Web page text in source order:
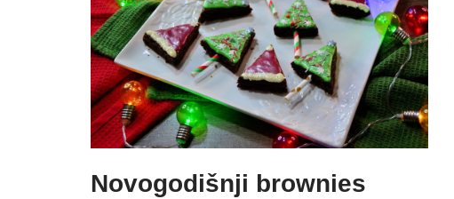
Novogodišnji brownies